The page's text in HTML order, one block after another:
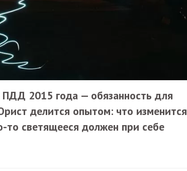
2015 года — обязанность для
делится опытом: что изменится
светящееся должен при себе